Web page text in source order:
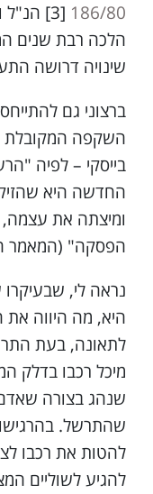
186/80 [3] הנ"ל וכן ב
הלכה רבת שנים
שינויה דרושה
ברצוני גם
השקפה המקובלת
בייסקי – לפיה
החדשה היא
ומיצתה את עצמה,
הפסקה" (המאמר
נראה לי,
היא, מה היווה
לתאונה, בעת
מיכל רכבו בדלק
שנהג בצורה שאדם
שהתרשל.
להטות את רכבו
להגיע לשוליים